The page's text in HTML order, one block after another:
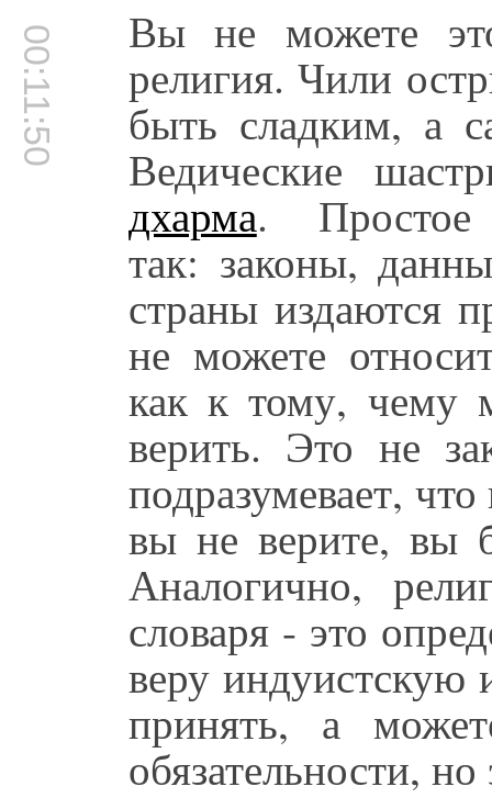
00:11:50 Вы не можете
религия. Чили
быть сладким, а
Ведические
дхарма. Простое
так: законы,
страны издаются
не можете
как к тому, чему
верить. Это не
подразумевает,
вы не верите, вы
Аналогично,
словаря - это
веру
принять, а
обязательности,